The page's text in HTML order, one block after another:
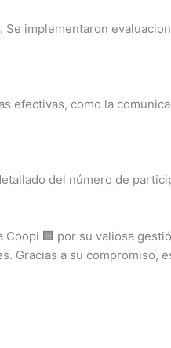
implementaron
efectivas, como la
del número de
🏢 por su valiosa
Gracias a su compromiso,